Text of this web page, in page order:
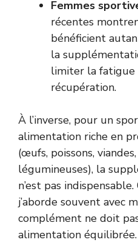
Femmes
récentes
bénéficient
la
limiter la
récupération.
À l’inverse, pour un
alimentation riche en
(œufs, poissons,
légumineuses), la
n’est pas
j’aborde souvent avec
complément ne doit
alimentation équilibrée.